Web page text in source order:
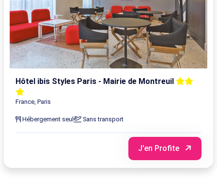
Hôtel ibis Styles Paris - Mairie de Montreuil
France, Paris
Hébergement seul Sans transport
J'en Profite